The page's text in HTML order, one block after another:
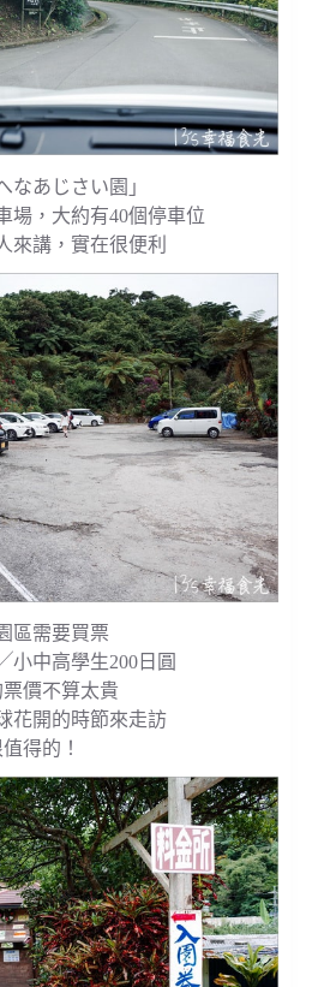
なあじさい園」
場，大約有40個停車位
來講，實在很便利
區需要買票
小中高學生200日圓
價不算太貴
花開的時節來走訪
得的！